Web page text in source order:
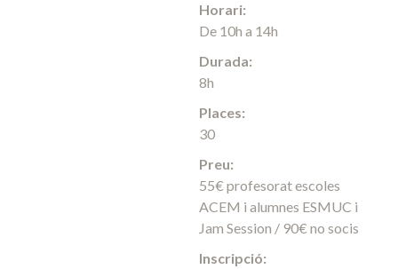
Horari:
De 10h a 14h
Durada:
8h
Places:
30
Preu:
55€ profesorat escoles
ACEM i alumnes ESMUC i
Jam Session / 90€ no socis
Inscripció: